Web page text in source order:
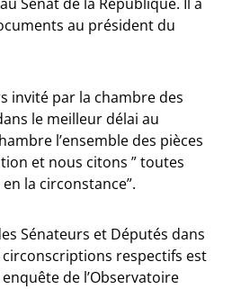
au président du
invité par la chambre des
le meilleur délai au
l’ensemble des pièces
et nous citons ” toutes
la circonstance”.
Sénateurs et Députés dans
respectifs est
de l’Observatoire